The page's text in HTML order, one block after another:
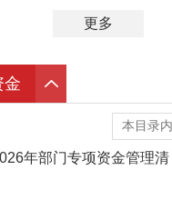
更多
金
年部门专项资金管理清